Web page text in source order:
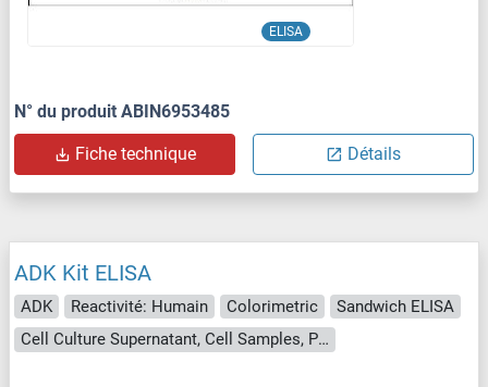
ELISA
N° du produit ABIN6953485
Fiche technique Détails
ADK Kit ELISA
ADK Reactivité: Humain Colorimetric
Sandwich ELISA
Cell Culture Supernatant, Cell Samples, Plasma, Serum, Tissue Lysate